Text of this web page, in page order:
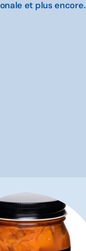
et plus encore.